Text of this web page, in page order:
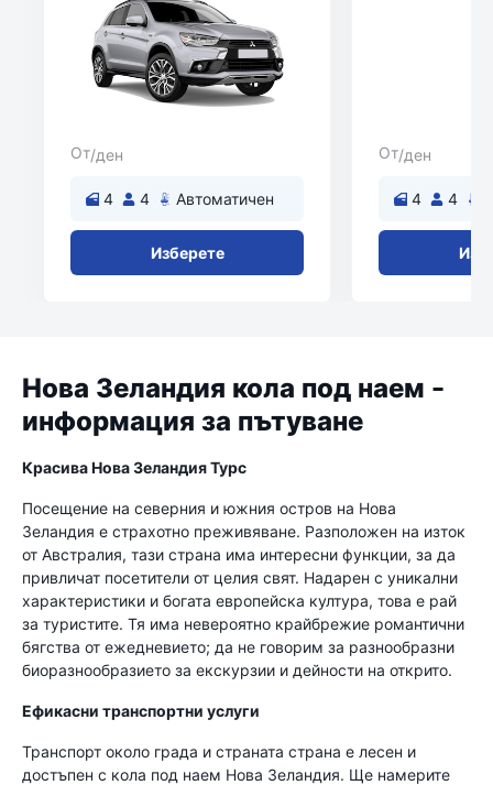
От/ден
4 4 Автоматичен
Изберете
От/ден
4 4
Нова Зеландия кола под наем -
информация за пътуване
Красива Нова Зеландия Турс
Посещение на северния и южния остров на Нова
Зеландия е страхотно преживяване. Разположен на изток
от Австралия, тази страна има интересни функции, за да
привличат посетители от целия свят. Надарен с уникални
характеристики и богата европейска култура, това е рай
за туристите. Тя има невероятно крайбрежие романтични
бягства от ежедневието; да не говорим за разнообразни
биоразнообразието за екскурзии и дейности на открито.
Ефикасни транспортни услуги
Транспорт около града и страната страна е лесен и
достъпен с кола под наем Нова Зеландия. Ще намерите